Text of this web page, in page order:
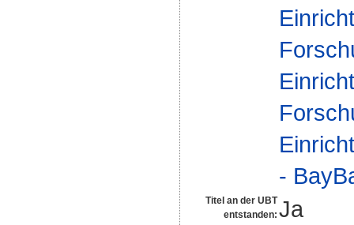
-
Titel an der UBT
entstanden: Ja